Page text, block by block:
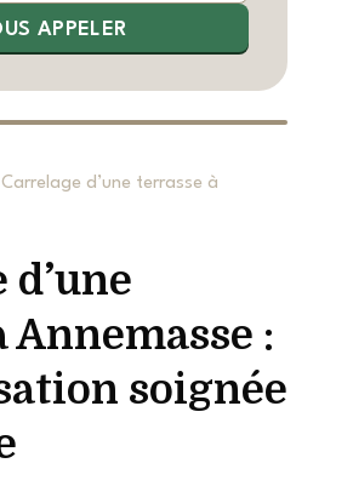
APPELER
Carrelage d’une terrasse à
d’une
Annemasse :
soignée